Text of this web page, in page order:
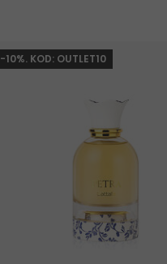
-10%. KOD: OUTLET10